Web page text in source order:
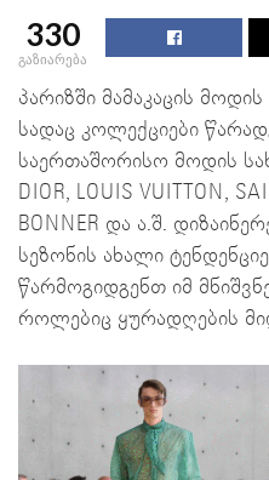
330
გაზიარება
პარიზში მამაკაცის
სადაც კოლექციები
საერთაშორისო მოდის
DIOR, LOUIS VUITTON,
BONNER და ა.შ.
სეზონის ახალი
წარმოგიდგენთ იმ
როლებიც ყურადღების